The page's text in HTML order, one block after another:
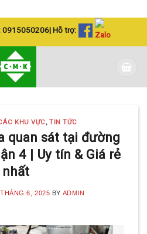
0915050206| Hỗ trợ:
KHU VỰC,TIN TỨC
quan sát tại đường
4 | Uy tín & Giá rẻ
nhất
6, 2025 BY ADMIN